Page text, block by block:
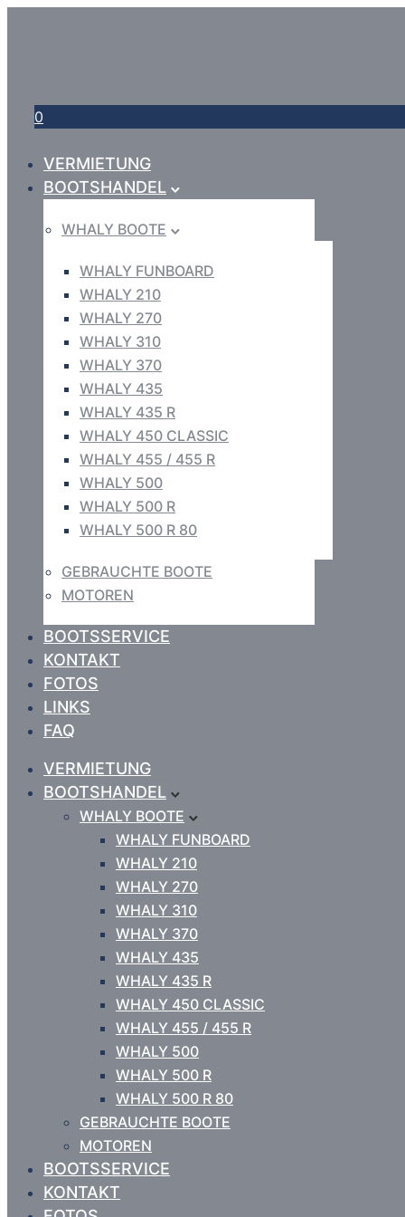
0
VERMIETUNG
BOOTSHANDEL
WHALY BOOTE
WHALY FUNBOARD
WHALY 210
WHALY 270
WHALY 310
WHALY 370
WHALY 435
WHALY 435 R
WHALY 450 CLASSIC
WHALY 455 / 455 R
WHALY 500
WHALY 500 R
WHALY 500 R 80
GEBRAUCHTE BOOTE
MOTOREN
BOOTSSERVICE
KONTAKT
FOTOS
LINKS
FAQ
VERMIETUNG
BOOTSHANDEL
WHALY BOOTE
WHALY FUNBOARD
WHALY 210
WHALY 270
WHALY 310
WHALY 370
WHALY 435
WHALY 435 R
WHALY 450 CLASSIC
WHALY 455 / 455 R
WHALY 500
WHALY 500 R
WHALY 500 R 80
GEBRAUCHTE BOOTE
MOTOREN
BOOTSSERVICE
KONTAKT